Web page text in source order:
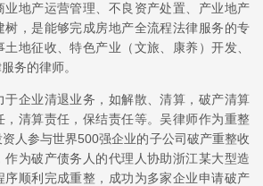
业地产运营管理、不良资产处置、产业地产
树，是能够完成房地产全流程法律服务的专
地征收、特色产业（文旅、康养）开发、
务的律师。
于企业清退业务，如解散、清算，破产清算
清算责任，保结责任等。吴律师作为重整
人参与世界500强企业的子公司破产重整收
作为破产债务人的代理人协助浙江某大型造
序顺利完成重整，成功为多家企业申请破产